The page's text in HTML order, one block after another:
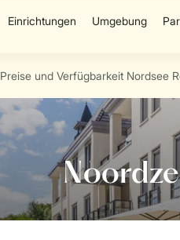
Preise und Verfügbarkeit Nordsee